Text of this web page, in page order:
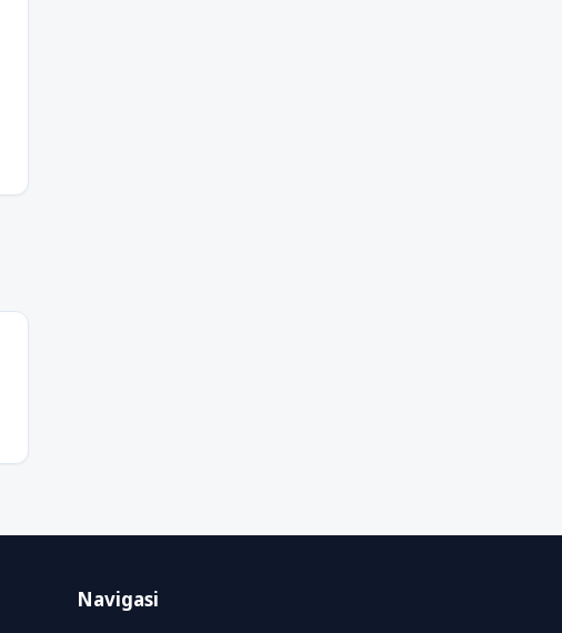
Navigasi